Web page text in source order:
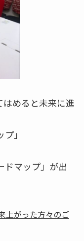
はめると未来に進
」
ドマップ」が出
上がった方々のご